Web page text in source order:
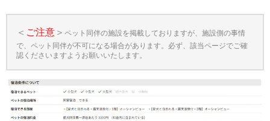
＜ ご注意＞ ペット同伴の施設を掲載しておりますが、施設側の事情
で、ペット同伴が不可になる場合があります。必ず、該当ページでご確
認くださいますようお願いいたします。